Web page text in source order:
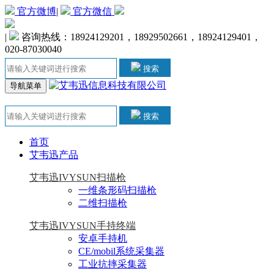
官方微博| 官方微信
|
咨询热线：18924129201，18929502661，18924129401，
020-87030040
搜索
导航菜单
搜索
首页
艾韦迅产品
艾韦迅IVYSUN扫描枪
一维条形码扫描枪
二维扫描枪
艾韦迅IVYSUN手持终端
安卓手持机
CE/mobil系统采集器
工业抗摔采集器